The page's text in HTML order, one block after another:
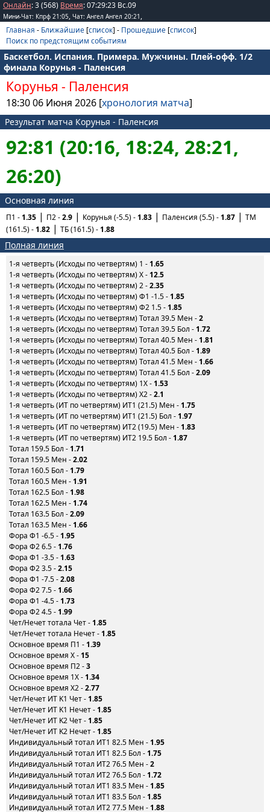
Онлайн: 3 (568) Время:07:29:23 Вс.09
Мини-Чат: Кпрф 21:05, Чат: Ангел Ангел 20:21 ,
Главная - Ближайшие [список] - Прошедшие [список]
Поиск по предстоящим событиям
Баскетбол. Испания. Примера. Мужчины. Плей-офф. 1/2
финала Корунья - Паленсия
Корунья - Паленсия
18:30 06 Июня 2026 [хронология матча]
Результат матча Корунья - Паленсия
92:81 (20:16, 18:24, 28:21,
26:20)
Основная линия
П1 -1.35 П2 -2.9 Корунья (-5.5) -1.83 Паленсия (5.5) -1.87
ТМ
(161.5) -1.82 ТБ (161.5) -1.88
Полная линия
1-я четверть (Исходы по четвертям) 1 - 1.65
1-я четверть (Исходы по четвертям) X - 12.5
1-я четверть (Исходы по четвертям) 2 -2.35
1-я четверть (Исходы по четвертям) Ф1 -1.5 - 1.85
1-я четверть (Исходы по четвертям) Ф2 1.5 - 1.85
1-я четверть (Исходы по четвертям) Тотал 39.5 Мен -2
1-я четверть (Исходы по четвертям) Тотал 39.5 Бол - 1.72
1-я четверть (Исходы по четвертям) Тотал 40.5 Мен - 1.81
1-я четверть (Исходы по четвертям) Тотал 40.5 Бол - 1.89
1-я четверть (Исходы по четвертям) Тотал 41.5 Мен - 1.66
1-я четверть (Исходы по четвертям) Тотал 41.5 Бол -2.09
1-я четверть (Исходы по четвертям) 1X - 1.53
1-я четверть (Исходы по четвертям) X2 -2.1
1-я четверть (ИТ по четвертям) ИТ1 (21.5) Мен - 1.75
1-я четверть (ИТ по четвертям) ИТ1 (21.5) Бол - 1.97
1-я четверть (ИТ по четвертям) ИТ2 (19.5) Мен - 1.83
1-я четверть (ИТ по четвертям) ИТ2 19.5 Бол - 1.87
Тотал 159.5 Бол - 1.71
Тотал 159.5 Мен -2.02
Тотал 160.5 Бол - 1.79
Тотал 160.5 Мен - 1.91
Тотал 162.5 Бол - 1.98
Тотал 162.5 Мен - 1.74
Тотал 163.5 Бол -2.09
Тотал 163.5 Мен - 1.66
Фора Ф1 -6.5 - 1.95
Фора Ф2 6.5 - 1.76
Фора Ф1 -3.5 - 1.63
Фора Ф2 3.5 -2.15
Фора Ф1 -7.5 -2.08
Фора Ф2 7.5 - 1.66
Фора Ф1 -4.5 - 1.73
Фора Ф2 4.5 - 1.99
Чет/Нечет тотала Чет - 1.85
Чет/Нечет тотала Нечет - 1.85
Основное время П1 - 1.39
Основное время X - 15
Основное время П2 -3
Основное время 1X - 1.34
Основное время X2 -2.77
Чет/Нечет ИТ K1 Чет - 1.85
Чет/Нечет ИТ K1 Нечет - 1.85
Чет/Нечет ИТ K2 Чет - 1.85
Чет/Нечет ИТ K2 Нечет - 1.85
Индивидуальный тотал ИТ1 82.5 Мен - 1.95
Индивидуальный тотал ИТ1 82.5 Бол - 1.75
Индивидуальный тотал ИТ2 76.5 Мен -2
Индивидуальный тотал ИТ2 76.5 Бол - 1.72
Индивидуальный тотал ИТ1 83.5 Мен - 1.85
Индивидуальный тотал ИТ1 83.5 Бол - 1.85
Индивидуальный тотал ИТ2 77.5 Мен - 1.88